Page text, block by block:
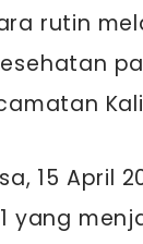
rutin
15 April
1 yang